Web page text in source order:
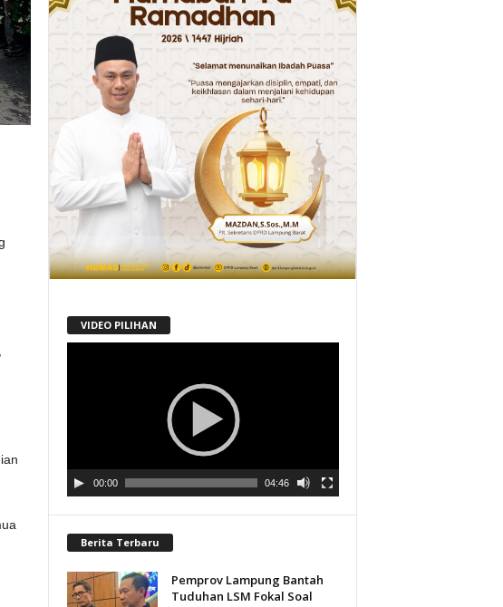
VIDEO PILIHAN
00:00 04:46
Berita Terbaru
Pemprov Lampung Bantah
Tuduhan LSM Fokal Soal